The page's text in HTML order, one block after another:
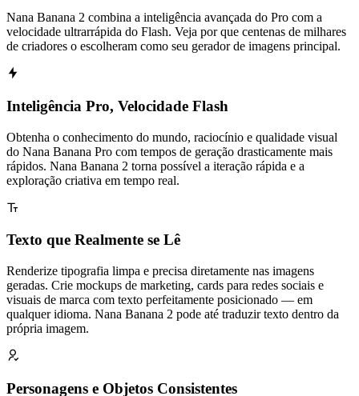
Nana Banana 2 combina a inteligência avançada do Pro com a
velocidade ultrarrápida do Flash. Veja por que centenas de milhares
de criadores o escolheram como seu gerador de imagens principal.
Inteligência Pro, Velocidade Flash
Obtenha o conhecimento do mundo, raciocínio e qualidade visual
do Nana Banana Pro com tempos de geração drasticamente mais
rápidos. Nana Banana 2 torna possível a iteração rápida e a
exploração criativa em tempo real.
Texto que Realmente se Lê
Renderize tipografia limpa e precisa diretamente nas imagens
geradas. Crie mockups de marketing, cards para redes sociais e
visuais de marca com texto perfeitamente posicionado — em
qualquer idioma. Nana Banana 2 pode até traduzir texto dentro da
própria imagem.
Personagens e Objetos Consistentes